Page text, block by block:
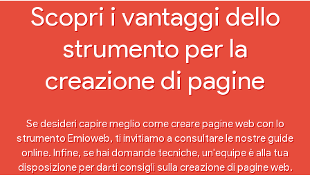
Scopri i vantaggi dello
strumento per la
creazione di pagine
Se desideri capire meglio come creare pagine web con lo
strumento Emioweb, ti invitiamo a consultare le nostre guide
online. Infine, se hai domande tecniche, un'equipe è alla tua
disposizione per darti consigli sulla creazione di pagine web.